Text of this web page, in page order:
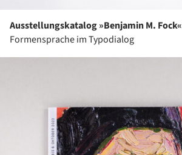
Ausstellungskatalog »Benjamin M. Fock«
Formensprache im Typodialog